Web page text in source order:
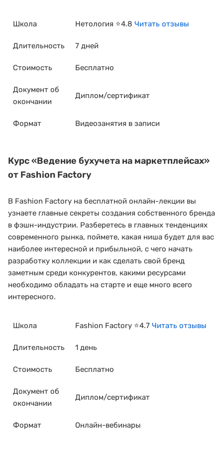
Школа Нетология ⭐4.8 Читать отзывы
Длительность 7 дней
Стоимость Бесплатно
Документ об
окончании
Диплом/сертификат
Формат Видеозанятия в записи
Курс«Ведение бухучета на маркетплейсах»
от Fashion Factory
В Fashion Factory на бесплатной онлайн-лекции вы
узнаете главные секреты создания собственного бренда
в фэшн-индустрии. Разберетесь в главных тенденциях
современного рынка, поймете, какая ниша будет для вас
наиболее интересной и прибыльной, с чего начать
разработку коллекции и как сделать свой бренд
заметным среди конкурентов, какими ресурсами
необходимо обладать на старте и еще много всего
интересного.
Школа Fashion Factory ⭐4.7 Читать отзывы
Длительность 1 день
Стоимость Бесплатно
Документ об
окончании
Диплом/сертификат
Формат Онлайн-вебинары